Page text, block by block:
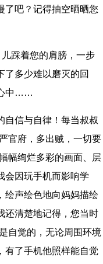
吧？记得抽空晒晒您
踩着您的肩膀，一步
了多少难以磨灭的回
心中……
信与自律！每当叔叔
官府，多出贼，一切要
幅绚烂多彩的画面、层
会因玩手机而影响学
绘声绘色地向妈妈描绘
还清楚地记得，您当时
自觉的，无论周围环境
有了手机他照样能自觉